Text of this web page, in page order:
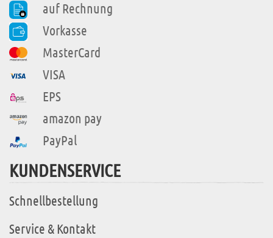
auf Rechnung
Vorkasse
MasterCard
VISA
EPS
amazon pay
PayPal
KUNDENSERVICE
Schnellbestellung
Service & Kontakt